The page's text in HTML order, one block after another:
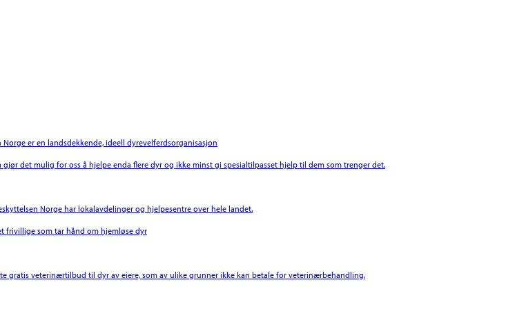
Norge er en landsdekkende, ideell dyrevelferdsorganisasjon
gjør det mulig for oss å hjelpe enda flere dyr og ikke minst gi spesialtilpasset hjelp til dem som trenger det.
Norge har lokalavdelinger og hjelpesentre over hele landet.
frivillige som tar hånd om hjemløse dyr
gratis veterinærtilbud til dyr av eiere, som av ulike grunner ikke kan betale for veterinærbehandling.